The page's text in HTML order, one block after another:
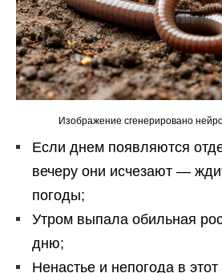
Изображение сгенерировано
Если днем появляются
вечеру они исчезают —
погоды;
Утром выпала обильная
дню;
Ненастье и непогода в